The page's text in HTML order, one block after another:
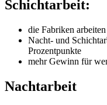
Schichtarbeit:
die Fabriken
Nacht- und
Prozentpunkte
mehr Gewinn für
Nachtarbeit